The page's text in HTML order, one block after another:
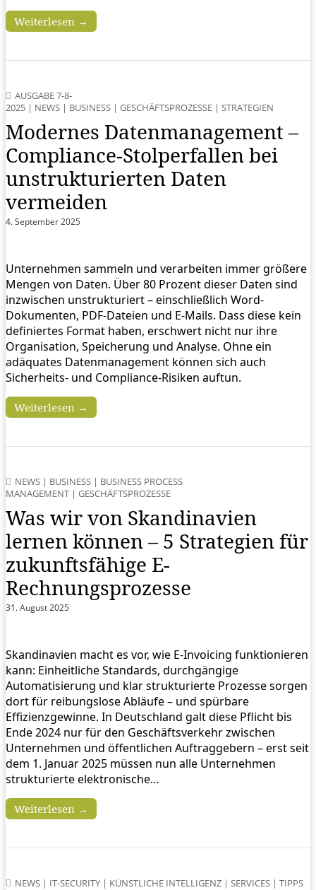
Weiterlesen →
AUSGABE 7-8-
2025 | NEWS | BUSINESS | GESCHÄFTSPROZESSE | STRATEGIEN
Modernes Datenmanagement –
Compliance-Stolperfallen bei
unstrukturierten Daten
vermeiden
4. September 2025
Unternehmen sammeln und verarbeiten immer größere
Mengen von Daten. Über 80 Prozent dieser Daten sind
inzwischen unstrukturiert – einschließlich Word-
Dokumenten, PDF-Dateien und E-Mails. Dass diese kein
definiertes Format haben, erschwert nicht nur ihre
Organisation, Speicherung und Analyse. Ohne ein
adäquates Datenmanagement können sich auch
Sicherheits- und Compliance-Risiken auftun.
Weiterlesen →
NEWS | BUSINESS | BUSINESS PROCESS
MANAGEMENT | GESCHÄFTSPROZESSE
Was wir von Skandinavien
lernen können – 5 Strategien für
zukunftsfähige E-
Rechnungsprozesse
31. August 2025
Skandinavien macht es vor, wie E-Invoicing funktionieren
kann: Einheitliche Standards, durchgängige
Automatisierung und klar strukturierte Prozesse sorgen
dort für reibungslose Abläufe – und spürbare
Effizienzgewinne. In Deutschland galt diese Pflicht bis
Ende 2024 nur für den Geschäftsverkehr zwischen
Unternehmen und öffentlichen Auftraggebern – erst seit
dem 1. Januar 2025 müssen nun alle Unternehmen
strukturierte elektronische…
Weiterlesen →
NEWS | IT-SECURITY | KÜNSTLICHE INTELLIGENZ | SERVICES | TIPPS